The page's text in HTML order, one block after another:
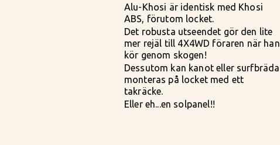
Alu-Khosi är identisk med Khosi
ABS, förutom locket.
Det robusta utseendet gör den lite
mer rejäl till 4X4WD föraren när han
kör genom skogen!
Dessutom kan kanot eller surfbräda
monteras på locket med ett
takräcke.
Eller eh...en solpanel!!